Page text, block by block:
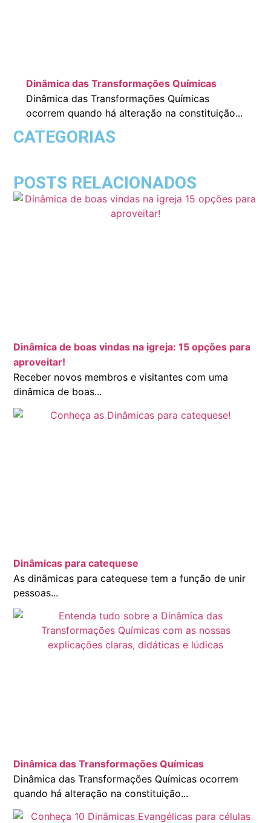
Dinâmica das Transformações Químicas
Dinâmica das Transformações Químicas
ocorrem quando há alteração na constituição...
CATEGORIAS
POSTS RELACIONADOS
Dinâmica de boas vindas na igreja: 15 opções para
aproveitar!
Receber novos membros e visitantes com uma
dinâmica de boas...
Dinâmicas para catequese
As dinâmicas para catequese tem a função de unir
pessoas...
Dinâmica das Transformações Químicas
Dinâmica das Transformações Químicas ocorrem
quando há alteração na constituição...